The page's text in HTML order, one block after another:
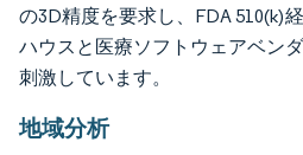
の3D精度を要求し、FDA 510(k)
ハウスと医療ソフトウェアベン
刺激しています。
地域分析